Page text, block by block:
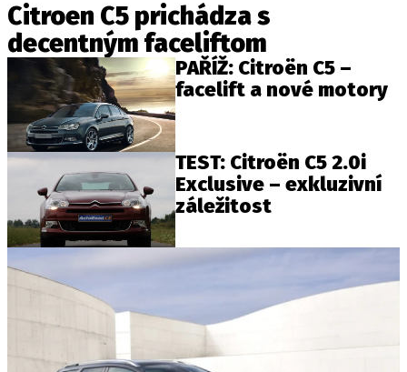
Citroen C5 prichádza s
decentným faceliftom
PAŘÍŽ: Citroën C5 –
facelift a nové motory
TEST: Citroën C5 2.0i
Exclusive – exkluzivní
záležitost